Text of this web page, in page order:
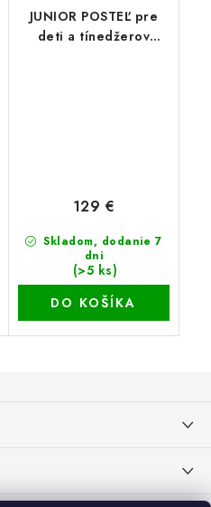
JUNIOR POSTEĽ pre
deti a tínedžerov
Skladom, dodanie 7
dni
(>5 ks)
129 €
DO KOŠÍKA